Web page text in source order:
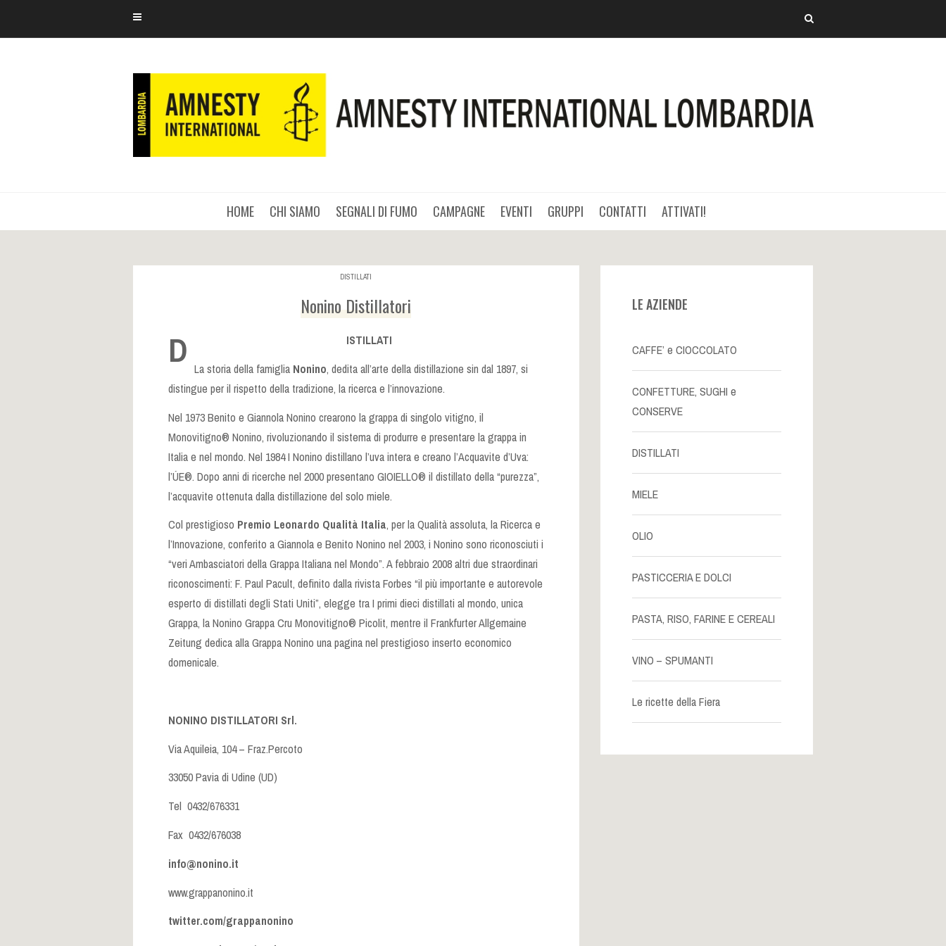
HOME CHI SIAMO SEGNALI DI FUMO CAMPAGNE EVENTI GRUPPI CONTATTI ATTIVATI!
DISTILLATI
Nonino Distillatori
D
ISTILLATI
La storia della famiglia Nonino, dedita all’arte della distillazione sin dal 1897, si
distingue per il rispetto della tradizione, la ricerca e l’innovazione.
Nel 1973 Benito e Giannola Nonino crearono la grappa di singolo vitigno, il
Monovitigno® Nonino, rivoluzionando il sistema di produrre e presentare la grappa in
Italia e nel mondo. Nel 1984 I Nonino distillano l’uva intera e creano l’Acquavite d’Uva:
l’ÚE®. Dopo anni di ricerche nel 2000 presentano GIOIELLO® il distillato della “purezza”,
l’acquavite ottenuta dalla distillazione del solo miele.
Col prestigioso Premio Leonardo Qualità Italia, per la Qualità assoluta, la Ricerca e
l’Innovazione, conferito a Giannola e Benito Nonino nel 2003, i Nonino sono riconosciuti i
“veri Ambasciatori della Grappa Italiana nel Mondo”. A febbraio 2008 altri due straordinari
riconoscimenti: F. Paul Pacult, definito dalla rivista Forbes “il più importante e autorevole
esperto di distillati degli Stati Uniti”, elegge tra I primi dieci distillati al mondo, unica
Grappa, la Nonino Grappa Cru Monovitigno® Picolit, mentre il Frankfurter Allgemaine
Zeitung dedica alla Grappa Nonino una pagina nel prestigioso inserto economico
domenicale.
NONINO DISTILLATORI Srl.
Via Aquileia, 104 – Fraz.Percoto
33050 Pavia di Udine (UD)
Tel 0432/676331
Fax 0432/676038
info@nonino.it
www.grappanonino.it
twitter.com/grappanonino
LE AZIENDE
CAFFE’ e CIOCCOLATO
CONFETTURE, SUGHI e
CONSERVE
DISTILLATI
MIELE
OLIO
PASTICCERIA E DOLCI
PASTA, RISO, FARINE E CEREALI
VINO – SPUMANTI
Le ricette della Fiera